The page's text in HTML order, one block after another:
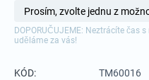
DOPORUČUJEME: Neztrácíte čas
uděláme za vás!
KÓD: TM60016